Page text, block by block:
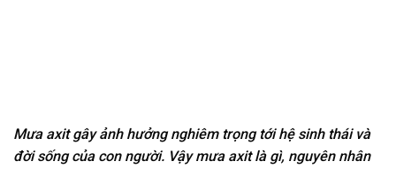
Mưa axit gây ảnh hưởng nghiêm trọng tới hệ sinh thái và
đời sống của con người. Vậy mưa axit là gì, nguyên nhân